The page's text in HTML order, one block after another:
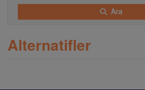
Ara
Alternatifler